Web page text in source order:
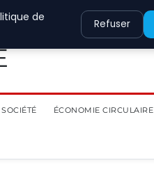
ÉCONOMIE CIRCULAIRE
de
Refuser